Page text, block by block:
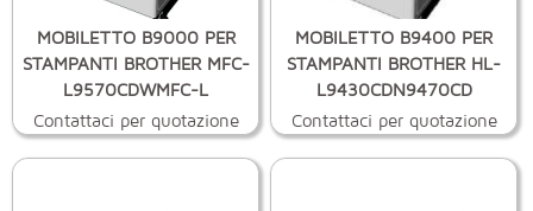
MOBILETTO B9000 PER
STAMPANTI BROTHER MFC-
L9570CDWMFC-L
Contattaci per quotazione
MOBILETTO B9400 PER
STAMPANTI BROTHER HL-
L9430CDN9470CD
Contattaci per quotazione